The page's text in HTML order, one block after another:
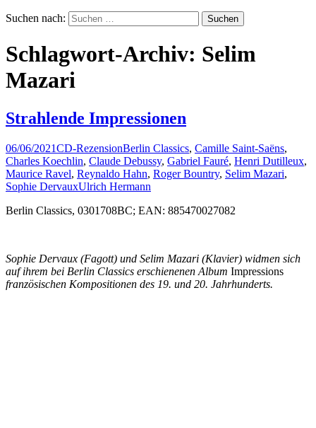
Suchen nach:
Schlagwort-Archiv: Selim
Mazari
Strahlende Impressionen
06/06/2021CD-RezensionBerlin Classics, Camille Saint-Saëns,
Charles Koechlin, Claude Debussy, Gabriel Fauré, Henri Dutilleux,
Maurice Ravel, Reynaldo Hahn, Roger Bountry, Selim Mazari,
Sophie DervauxUlrich Hermann
Berlin Classics, 0301708BC; EAN: 885470027082
Sophie Dervaux (Fagott) und Selim Mazari (Klavier) widmen sich
auf ihrem bei Berlin Classics erschienenen Album Impressions
französischen Kompositionen des 19. und 20. Jahrhunderts.